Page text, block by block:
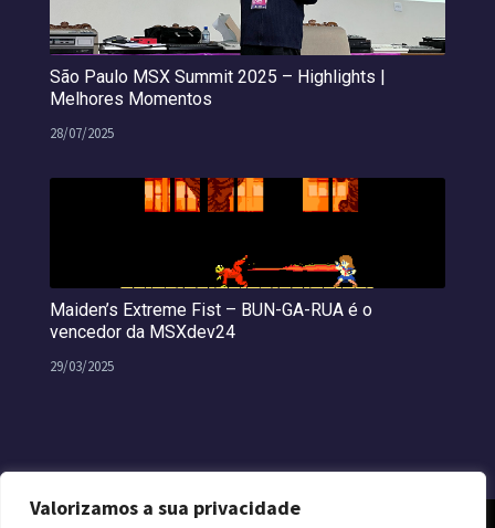
Valorizamos a sua privacidade
São Paulo MSX Summit 2025 – Highlights |
Melhores Momentos
28/07/2025
Maiden’s Extreme Fist – BUN-GA-RUA é o
vencedor da MSXdev24
29/03/2025